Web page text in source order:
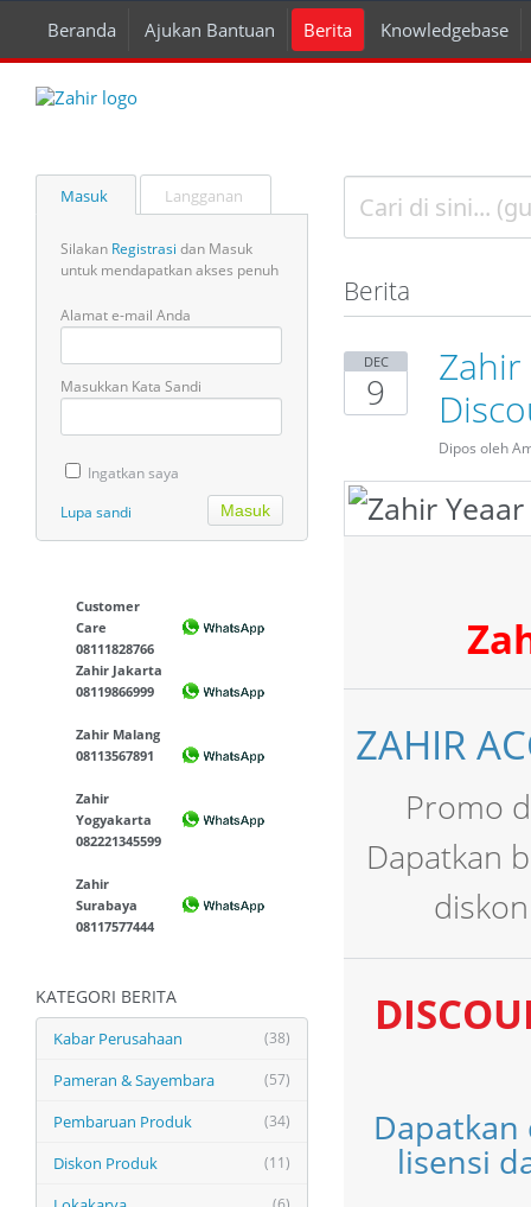
Beranda Ajukan Bantuan Berita Knowledgebase
Masuk Langganan
Silakan Registrasi dan Masuk
untuk mendapatkan akses penuh
Alamat e-mail Anda
Masukkan Kata Sandi
Ingatkan saya
Lupa sandi
Customer
Care
08111828766
Zahir Jakarta
08119866999
Zahir Malang
08113567891
Zahir
Yogyakarta
082221345599
Zahir
Surabaya
08117577444
KATEGORI BERITA
(38)
Kabar Perusahaan
(57)
Pameran & Sayembara
(34)
Pembaruan Produk
(11)
Diskon Produk
Berita
DEC
9
Dipos oleh
ZAHIR
Promo
Dapatkan
lisensi